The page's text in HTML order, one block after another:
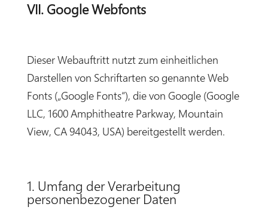
VII. Google Webfonts
Dieser Webauftritt nutzt zum einheitlichen
Darstellen von Schriftarten so genannte Web
Fonts („Google Fonts“), die von Google (Google
LLC, 1600 Amphitheatre Parkway, Mountain
View, CA 94043, USA) bereitgestellt werden.
1. Umfang der Verarbeitung
personenbezogener Daten